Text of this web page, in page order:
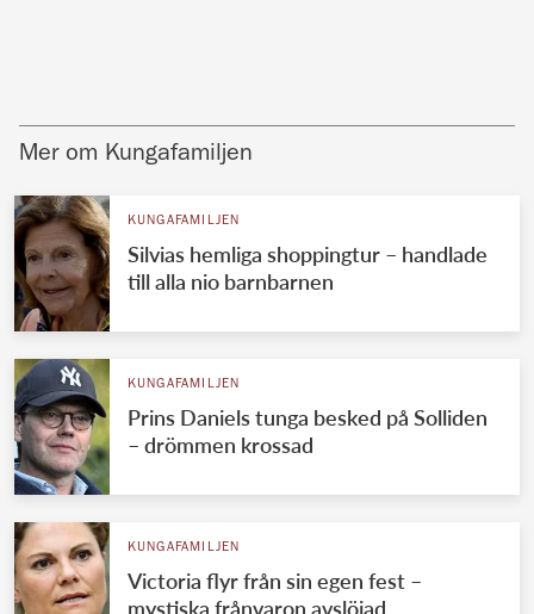
Mer om Kungafamiljen
KUNGAFAMILJEN
Silvias hemliga shoppingtur – handlade
till alla nio barnbarnen
KUNGAFAMILJEN
Prins Daniels tunga besked på Solliden
– drömmen krossad
KUNGAFAMILJEN
Victoria flyr från sin egen fest –
mystiska frånvaron avslöjad